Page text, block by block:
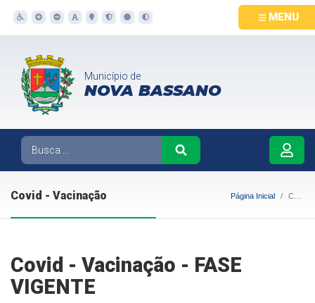
MENU
Município de
NOVA BASSANO
Covid - Vacinação Página Inicial Covid - Vacinação
Covid - Vacinação - FASE
VIGENTE